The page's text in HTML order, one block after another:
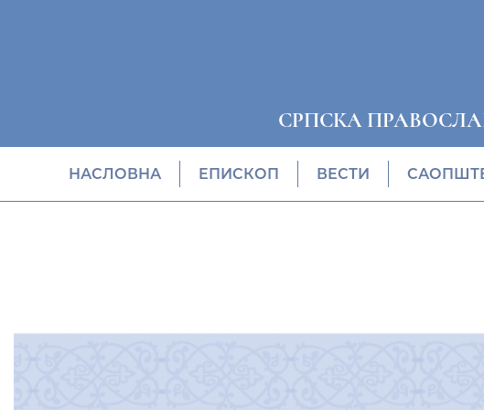
СРПСКА
НАСЛОВНА EПИСКОП ВЕСТИ